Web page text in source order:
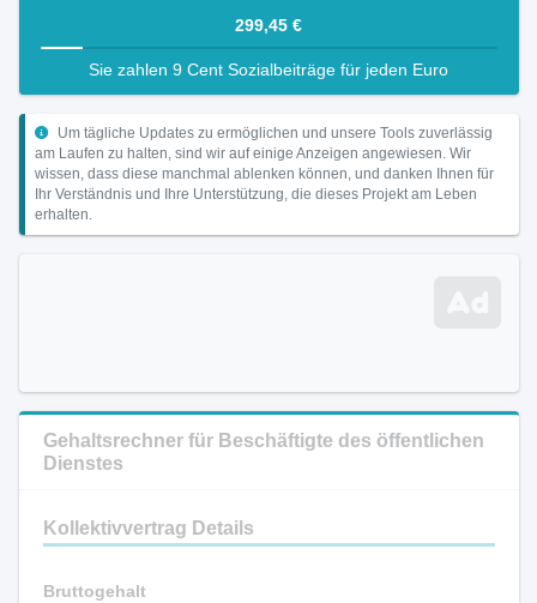
299,45 €
Sie zahlen 9 Cent Sozialbeiträge für jeden Euro
Um tägliche Updates zu ermöglichen und unsere Tools zuverlässig
am Laufen zu halten, sind wir auf einige Anzeigen angewiesen. Wir
wissen, dass diese manchmal ablenken können, und danken Ihnen für
Ihr Verständnis und Ihre Unterstützung, die dieses Projekt am Leben
erhalten.
Gehaltsrechner für Beschäftigte des öffentlichen
Dienstes
Kollektivvertrag Details
Bruttogehalt